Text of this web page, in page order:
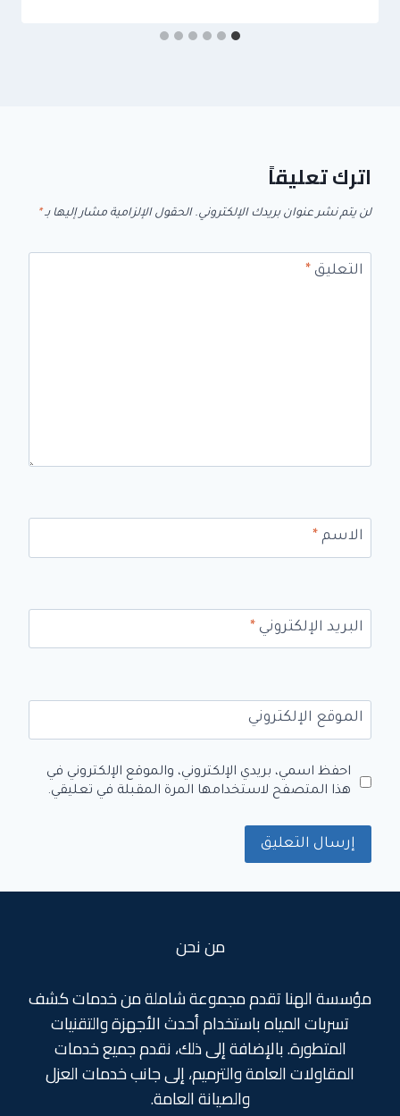
اترك تعليقاً
لن يتم نشر عنوان بريدك الإلكتروني. الحقول الإلزامية مشار إليها بـ *
التعليق *
الاسم *
البريد الإلكتروني *
الموقع الإلكتروني
احفظ اسمي، بريدي الإلكتروني، والموقع الإلكتروني في
هذا المتصفح لاستخدامها المرة المقبلة في تعليقي.
من نحن
مؤسسة الهنا تقدم مجموعة شاملة من خدمات كشف
تسربات المياه باستخدام أحدث الأجهزة والتقنيات
المتطورة. بالإضافة إلى ذلك، نقدم جميع خدمات
المقاولات العامة والترميم، إلى جانب خدمات العزل
والصيانة العامة.